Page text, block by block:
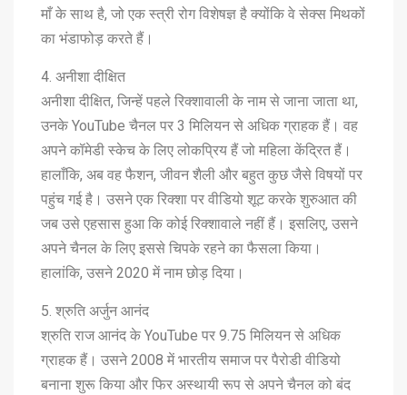
माँ के साथ है, जो एक स्त्री रोग विशेषज्ञ है क्योंकि वे सेक्स मिथकों
का भंडाफोड़ करते हैं।
4. अनीशा दीक्षित
अनीशा दीक्षित, जिन्हें पहले रिक्शावाली के नाम से जाना जाता था,
उनके YouTube चैनल पर 3 मिलियन से अधिक ग्राहक हैं। वह
अपने कॉमेडी स्केच के लिए लोकप्रिय हैं जो महिला केंद्रित हैं।
हालाँकि, अब वह फैशन, जीवन शैली और बहुत कुछ जैसे विषयों पर
पहुंच गई है। उसने एक रिक्शा पर वीडियो शूट करके शुरुआत की
जब उसे एहसास हुआ कि कोई रिक्शावाले नहीं हैं। इसलिए, उसने
अपने चैनल के लिए इससे चिपके रहने का फैसला किया।
हालांकि, उसने 2020 में नाम छोड़ दिया।
5. श्रुति अर्जुन आनंद
श्रुति राज आनंद के YouTube पर 9.75 मिलियन से अधिक
ग्राहक हैं। उसने 2008 में भारतीय समाज पर पैरोडी वीडियो
बनाना शुरू किया और फिर अस्थायी रूप से अपने चैनल को बंद